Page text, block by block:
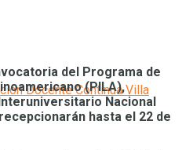
Docente Continua Villa
del Programa de
(PILA),
Nacional
hasta el 22 de